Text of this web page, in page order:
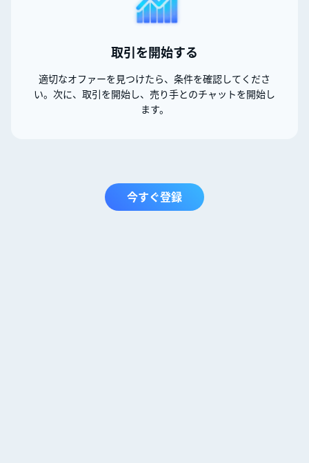
取引を開始する
適切なオファーを見つけたら、条件を確認してくださ
い。次に、取引を開始し、売り手とのチャットを開始し
ます。
今すぐ登録